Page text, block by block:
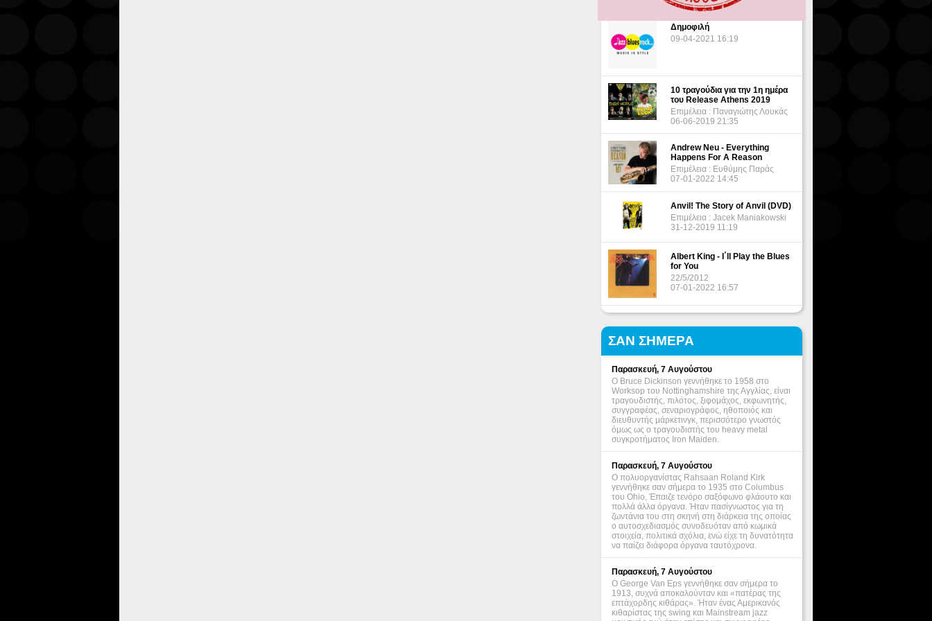
Δημοφιλή
09-04-2021 16:19
10 τραγούδια για την 1η ημέρα
του Release Athens 2019
Επιμέλεια : Παναγιώτης Λουκάς
06-06-2019 21:35
Andrew Neu - Everything
Happens For A Reason
Επιμέλεια : Ευθύμης Παράς
07-01-2022 14:45
Anvil! The Story of Anvil (DVD)
Επιμέλεια : Jacek Maniakowski
31-12-2019 11:19
Albert King - I΄ll Play the Blues
for You
22/5/2012
07-01-2022 16:57
ΣΑΝ ΣΗΜΕΡΑ
Παρασκευή, 7 Αυγούστου
Ο Bruce Dickinson γεννήθηκε το 1958 στο
Worksop του Nottinghamshire της Αγγλίας, είναι
τραγουδιστής, πιλότος, ξιφομάχος, εκφωνητής,
συγγραφέας, σεναριογράφος, ηθοποιός και
διευθυντής μάρκετινγκ, περισσότερο γνωστός
όμως ως ο τραγουδιστής του heavy metal
συγκροτήματος Iron Maiden.
Παρασκευή, 7 Αυγούστου
Ο πολυοργανίστας Rahsaan Roland Kirk
γεννήθηκε σαν σήμερα το 1935 στο Columbus
του Ohio, Έπαιζε τενόρο σαξόφωνο φλάουτο και
πολλά άλλα όργανα. Ήταν πασίγνωστος για τη
ζωντάνια του στη σκηνή στη διάρκεια της οποίας
ο αυτοσχεδιασμός συνοδευόταν από κωμικά
στοιχεία, πολιτικά σχόλια, ενώ είχε τη δυνατότητα
να παίζει διάφορα όργανα ταυτόχρονα.
Παρασκευή, 7 Αυγούστου
Ο George Van Eps γεννήθηκε σαν σήμερα το
1913, συχνά αποκαλούνταν και «πατέρας της
επτάχορδης κιθάρας». Ήταν ένας Αμερικανός
κιθαρίστας της swing και Mainstream jazz